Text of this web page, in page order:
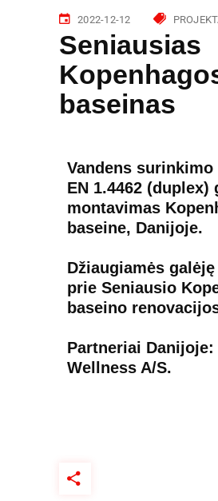
2022-12-12
Seniausias
baseinas
Vandens
EN 1.4462 (duplex)
montavimas
baseine, Danijoje.
Džiaugiamės
prie Seniausio
baseino
Partneriai Danijoje:
Wellness A/S.